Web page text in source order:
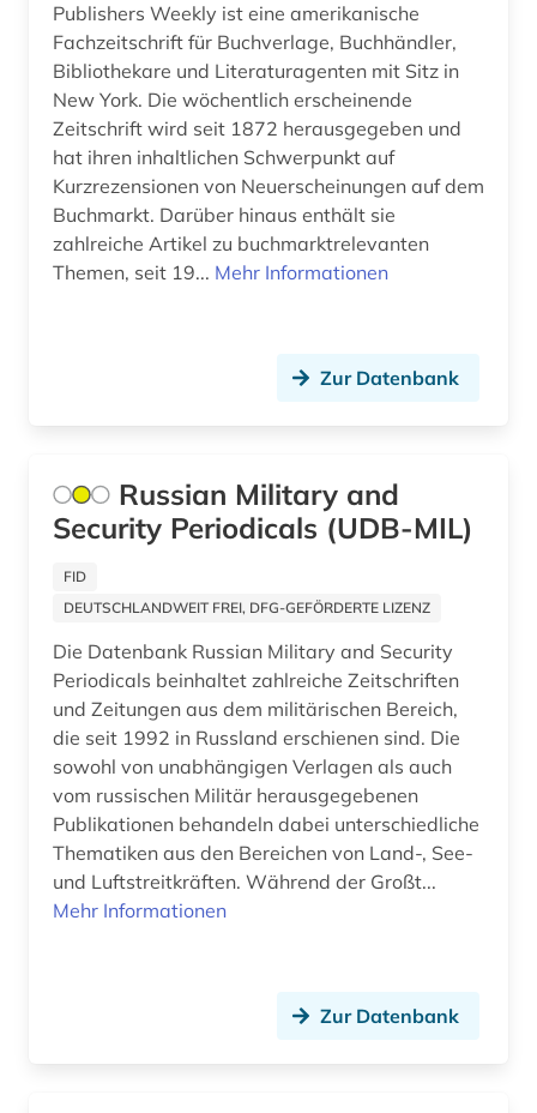
ost (1)
ostasien (5)
ostwestfalen (1)
pakistan (1)
panama (1)
paris (3)
perth (1)
politik (10)
politikwissenschaft (2)
politische presse (2)
portugal (1)
potsdam (1)
prag (1)
pravda (2)
Publishers Weekly ist eine amerikanische
Fachzeitschrift für Buchverlage, Buchhändler,
Bibliothekare und Literaturagenten mit Sitz in
New York. Die wöchentlich erscheinende
Zeitschrift wird seit 1872 herausgegeben und
hat ihren inhaltlichen Schwerpunkt auf
Kurzrezensionen von Neuerscheinungen auf dem
Buchmarkt. Darüber hinaus enthält sie
zahlreiche Artikel zu buchmarktrelevanten
Themen, seit 19... Mehr Informationen
Zur Datenbank
Russian Military and
Security Periodicals (UDB-MIL)
FID
DEUTSCHLANDWEIT FREI, DFG-GEFÖRDERTE LIZENZ
Die Datenbank Russian Military and Security
Periodicals beinhaltet zahlreiche Zeitschriften
und Zeitungen aus dem militärischen Bereich,
die seit 1992 in Russland erschienen sind. Die
sowohl von unabhängigen Verlagen als auch
vom russischen Militär herausgegebenen
Publikationen behandeln dabei unterschiedliche
Thematiken aus den Bereichen von Land-, See-
und Luftstreitkräften. Während der Großt...
Mehr Informationen
Zur Datenbank